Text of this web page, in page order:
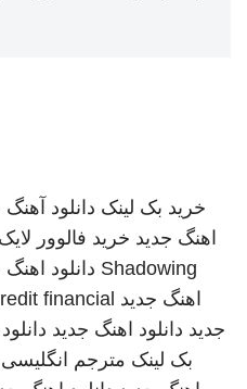
خرید بک لینک دانلود
اهنگ جدید خرید فالوور
Shadowing دانلود
اهنگ جدید financial
جدید دانلود اهنگ جدید
بک لینک مترجم